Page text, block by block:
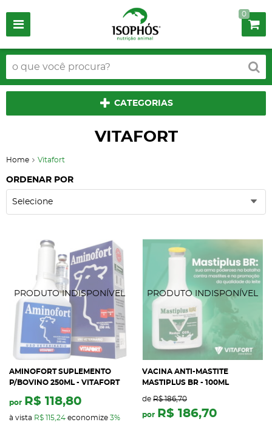
0
CATEGORIAS
VITAFORT
Home Vitafort
ORDENAR POR
Selecione
AMINOFORT SUPLEMENTO
P/BOVINO 250ML - VITAFORT
por R$ 118,80
à vista R$ 115,24 economize 3%
VACINA ANTI-MASTITE
MASTIPLUS BR - 100ML
de R$ 186,70
por R$ 186,70